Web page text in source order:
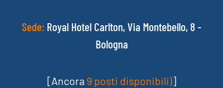
Sede: Royal Hotel Carlton, Via Montebello, 8 -
Bologna
[Ancora 9 posti disponibili)]